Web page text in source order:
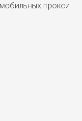
прокси